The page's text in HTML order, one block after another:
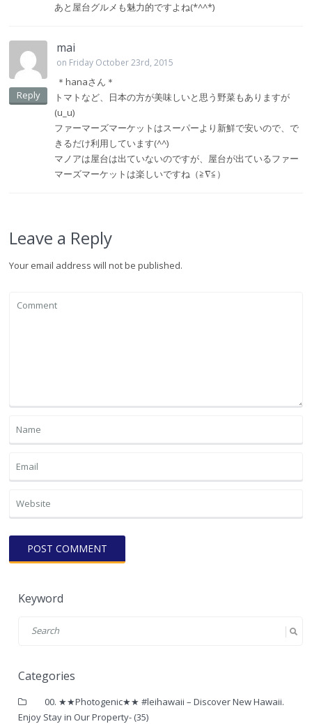
あと屋台グルメも魅力的ですよね(*^^*)
Reply
mai
on Friday October 23rd, 2015
＊hanaさん＊
トマトなど、日本の方が美味しいと思う野菜もありますが
(u_u)
ファーマーズマーケットはスーパーより新鮮で安いので、で
きるだけ利用しています(^^)
マノアは屋台は出ていないのですが、屋台が出ているファー
マーズマーケットは楽しいですね（≧∇≦）
Leave a Reply
Your email address will not be published.
Keyword
Categories
00. ★★Photogenic★★ #leihawaii – Discover New Hawaii.
Enjoy Stay in Our Property- (35)